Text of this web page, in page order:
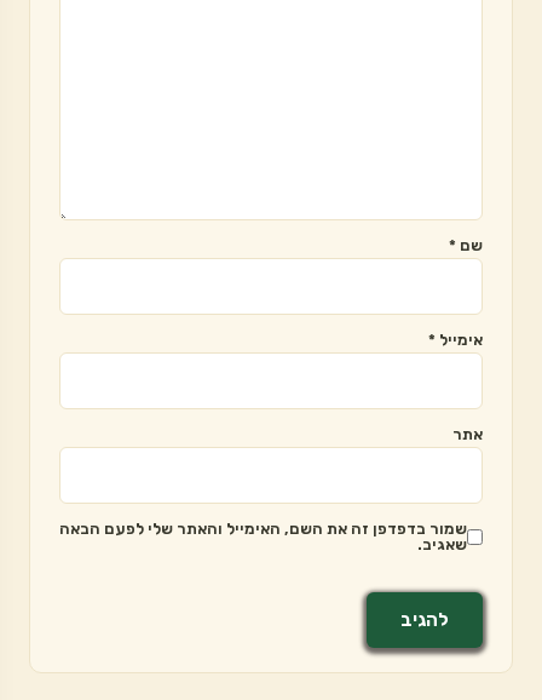
שם *
אימייל *
אתר
שמור בדפדפן זה את השם, האימייל והאתר שלי לפעם הבאה
שאגיב.